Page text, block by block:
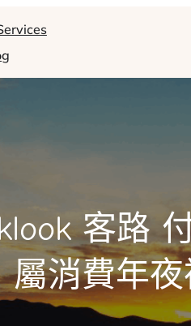
客路
屬消費年